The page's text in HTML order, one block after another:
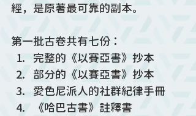
經，是原著最可靠的副本。
第一批古卷共有七份：
完整的《以賽亞書》抄本
部分的《以賽亞書》抄本
愛色尼派人的社群紀律手冊
《哈巴古書》註釋書